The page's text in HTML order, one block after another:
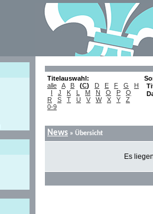
Titelauswahl:
alle
A B (C) D E F G
H
I
J K L M N O P
Q
R
S T U V W X Y
Z
0-9
News » Übersicht
Es